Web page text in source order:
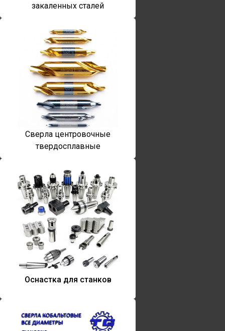
закаленных сталей
Сверла центровочные
твердосплавные
Оснастка для станков